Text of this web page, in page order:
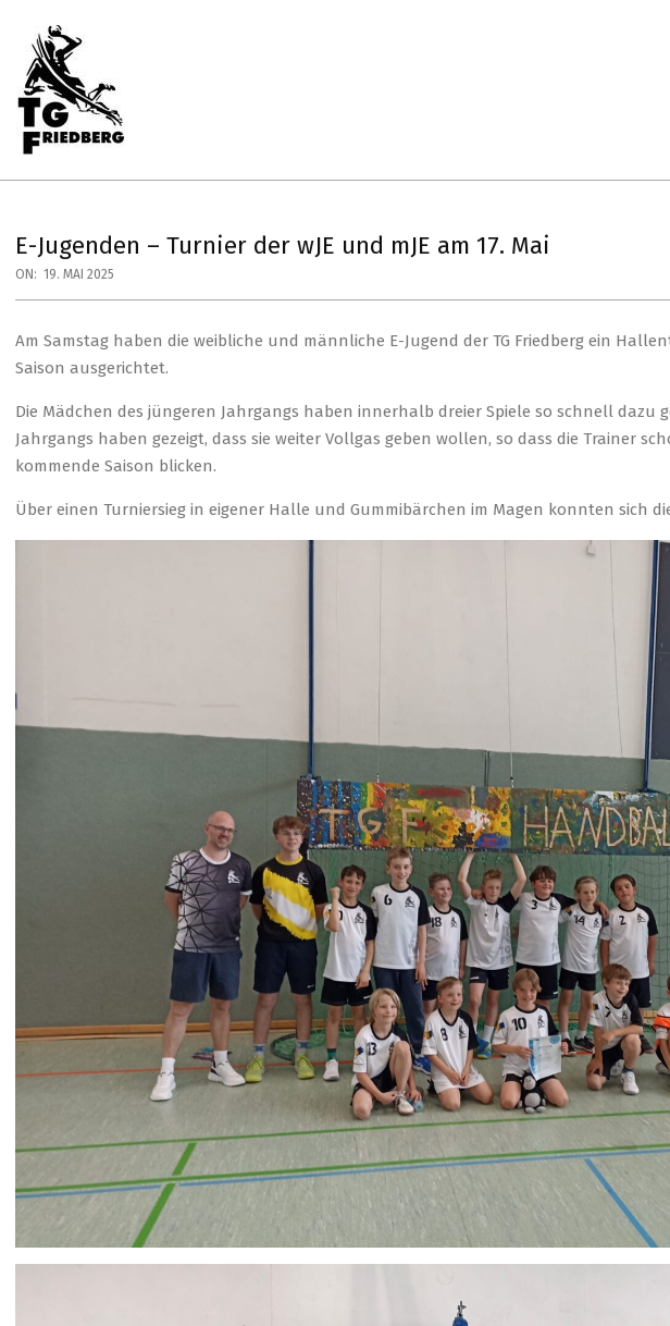
content
TG
HANDBALL
E-Jugenden – Turnier der wJE und mJE am 17. Mai
ON: 19. MAI 2025
Am Samstag haben die weibliche und männliche E-Jugend der TG Friedberg ein
Saison ausgerichtet.
Die Mädchen des jüngeren Jahrgangs haben innerhalb dreier Spiele so schnell dazu
Jahrgangs haben gezeigt, dass sie weiter Vollgas geben wollen, so dass die Trainer
kommende Saison blicken.
Über einen Turniersieg in eigener Halle und Gummibärchen im Magen konnten sich